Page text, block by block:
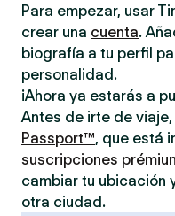
Para empezar, usar
crear una cuenta.
biografía a tu perfil
personalidad.
¡Ahora ya estarás a
Antes de irte de
Passport™, que está
suscripciones
cambiar tu ubicación
otra ciudad.